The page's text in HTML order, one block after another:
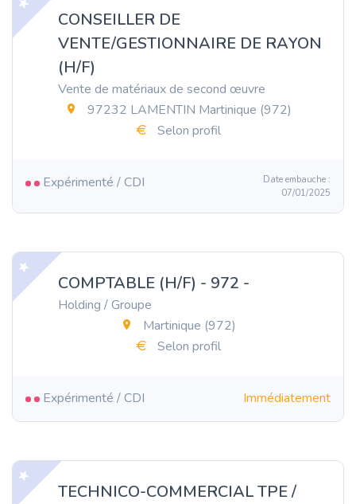
CONSEILLER DE
VENTE/GESTIONNAIRE DE RAYON
(H/F)
Vente de matériaux de second œuvre
97232 LAMENTIN Martinique (972)
Selon profil
Expérimenté / CDI
Date embauche :
07/01/2025
COMPTABLE (H/F) - 972 -
Holding / Groupe
Martinique (972)
Selon profil
Expérimenté / CDI Immédiatement
TECHNICO-COMMERCIAL TPE /